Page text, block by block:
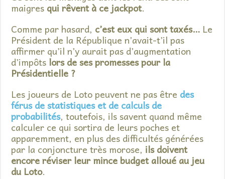
maigres qui rêvent à ce jackpot.
Comme par hasard, c’est eux qui sont taxés… Le
Président de la République n’avait-t’il pas
affirmer qu’il n’y aurait pas d’augmentation
d’impôts lors de ses promesses pour la
Présidentielle ?
Les joueurs de Loto peuvent ne pas être des
férus de statistiques et de calculs de
probabilités, toutefois, ils savent quand même
calculer ce qui sortira de leurs poches et
apparemment, en plus des difficultés générées
par la conjoncture très morose, ils doivent
encore réviser leur mince budget alloué au jeu
du Loto.